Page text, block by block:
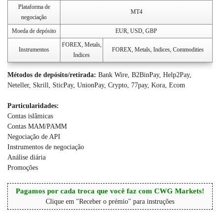
Plataforma de
negociação
MT4
Moeda de depósito EUR, USD, GBP
Instrumentos
FOREX, Metals,
Indices
FOREX, Metals, Indices, Commodities
Métodos de depósito/retirada: Bank Wire, B2BinPay, Help2Pay,
Neteller, Skrill, SticPay, UnionPay, Crypto, 77pay, Kora, Ecom
Particularidades:
Contas islâmicas
Contas MAM/PAMM
Negociação de API
Instrumentos de negociação
Análise diária
Promoções
Pagamos por cada troca que você faz com CWG Markets!
Clique em "Receber o prémio" para instruções